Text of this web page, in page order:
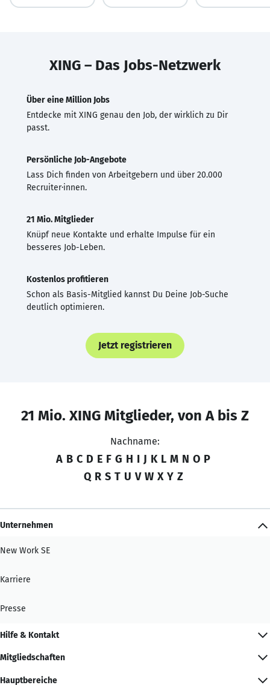
XING – Das Jobs-Netzwerk
Über eine Million Jobs
Entdecke mit XING genau den Job, der wirklich zu Dir
passt.
Persönliche Job-Angebote
Lass Dich finden von Arbeitgebern und über 20.000
Recruiter·innen.
21 Mio. Mitglieder
Knüpf neue Kontakte und erhalte Impulse für ein
besseres Job-Leben.
Kostenlos profitieren
Schon als Basis-Mitglied kannst Du Deine Job-Suche
deutlich optimieren.
Jetzt registrieren
21 Mio. XING Mitglieder, von A bis Z
Nachname:
A B C D E F G H I J K L M N O P
Q R S T U V W X Y Z
Unternehmen
New Work SE
Karriere
Presse
Hilfe & Kontakt
Mitgliedschaften
Hauptbereiche